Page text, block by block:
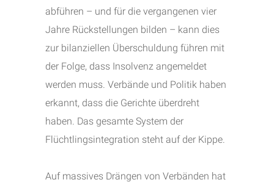
abführen – und für die vergangenen vier
Jahre Rückstellungen bilden – kann dies
zur bilanziellen Überschuldung führen mit
der Folge, dass Insolvenz angemeldet
werden muss. Verbände und Politik haben
erkannt, dass die Gerichte überdreht
haben. Das gesamte System der
Flüchtlingsintegration steht auf der Kippe.
Auf massives Drängen von Verbänden hat